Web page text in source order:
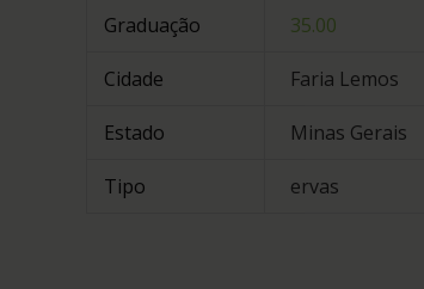
Graduação 35.00
Cidade Faria Lemos
Estado Minas Gerais
Tipo ervas